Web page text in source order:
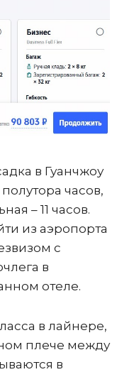
в Гуанчжоу
часов,
– 11 часов.
из аэропорта
с
в
отеле.
в лайнере,
плече между
в